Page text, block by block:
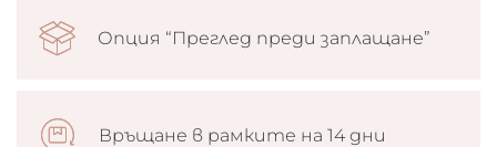
Опция “Преглед преди заплащане”
Връщане в рамките на 14 дни